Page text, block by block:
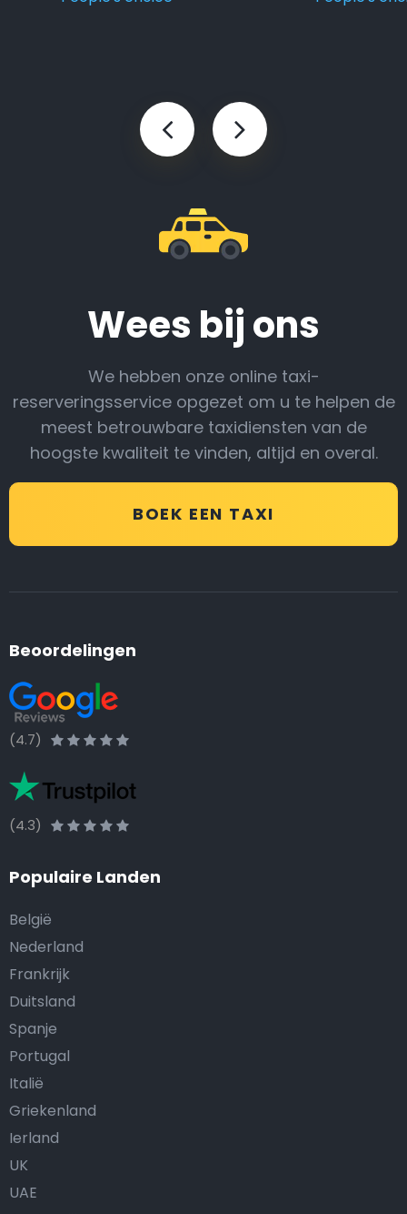
Wees bij ons
We hebben onze online taxi-
reserveringsservice opgezet om u te helpen de
meest betrouwbare taxidiensten van de
hoogste kwaliteit te vinden, altijd en overal.
BOEK EEN TAXI
Beoordelingen
(4.7)
(4.3)
Populaire Landen
België
Nederland
Frankrijk
Duitsland
Spanje
Portugal
Italië
Griekenland
Ierland
UK
UAE